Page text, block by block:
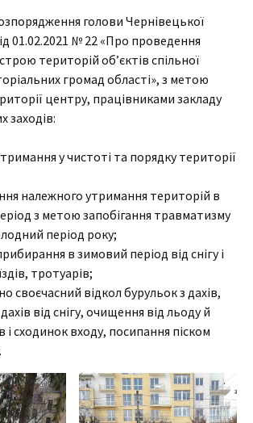
голови Чернівецької
01.02.2021 № 22 «Про проведення
територій об’єктів спільної
громад області», з метою
центру, працівниками закладу
заходів:
у чистоті та порядку території
належного утримання територій в
з метою запобігання травматизму
період року;
в зимовий період від снігу і
тротуарів;
своєчасний відкол бурульок з дахів,
від снігу, очищення від льоду й
і сходинок входу, посипання піском